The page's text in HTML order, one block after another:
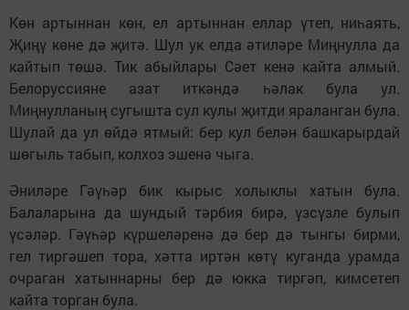
Көн артыннан көн, ел артыннан еллар үтеп, ниһаять,
Җиңү көне дә җитә. Шул ук елда әтиләре Миңнулла да
кайтып төшә. Тик абыйлары Сәет кенә кайта алмый.
Белоруссияне азат иткәндә һәлак була ул.
Миңнулланың сугышта сул кулы җитди яраланган була.
Шулай да ул өйдә ятмый: бер кул белән башкарырдай
шөгыль табып, колхоз эшенә чыга.
Әниләре Гәүһәр бик кырыс холыклы хатын була.
Балаларына да шундый тәрбия бирә, үзсүзле булып
үсәләр. Гәүһәр күршеләренә дә бер дә тынгы бирми,
гел тиргәшеп тора, хәтта иртән көтү куганда урамда
очраган хатыннарны бер дә юкка тиргәп, кимсетеп
кайта торган була.